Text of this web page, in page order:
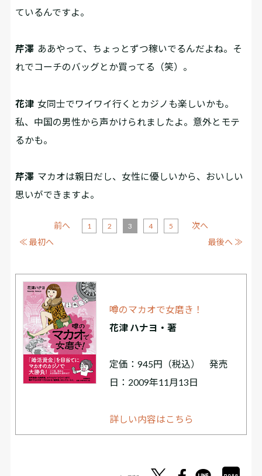
ているんですよ。
芹澤 ああやって、ちょっとずつ稼いでるんだよね。そ
れでコーチのバッグとか買ってる（笑）。
花津 女同士でワイワイ行くとカジノも楽しいかも。
私、中国の男性から声かけられましたよ。意外とモテ
るかも。
芹澤 マカオは親日だし、女性に優しいから、おいしい
思いができますよ。
≪ 最初へ
前へ 1 2 3 4 5
次へ
最後へ ≫
噂のマカオで女磨き！
花津 ハナヨ・著
定価：945円（税込） 発売
日：2009年11月13日
詳しい内容はこちら